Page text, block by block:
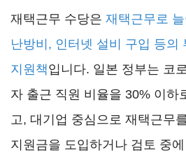
재택근무 수당은 재택근무로
난방비, 인터넷 설비 구입 등의
지원책입니다. 일본 정부는 코
자 출근 직원 비율을 30% 이하
고, 대기업 중심으로 재택근무
지원금을 도입하거나 검토 중